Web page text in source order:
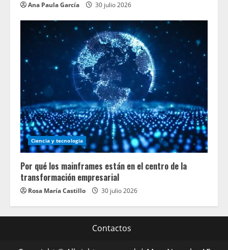
Ana Paula García 30 julio 2026
Ciencia y tecnologia
Por qué los mainframes están en el centro de la
transformación empresarial
Rosa María Castillo 30 julio 2026
Contactos